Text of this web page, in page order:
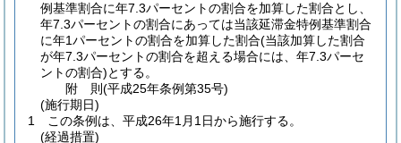
例基準割合に年7.3パーセントの割合を加算した割合とし、
年7.3パーセントの割合にあっては当該延滞金特例基準割合
に年1パーセントの割合を加算した割合(当該加算した割合
が年7.3パーセントの割合を超える場合には、年7.3パーセ
ントの割合)とする。
附 則(平成25年条例第35号)
(施行期日)
1
この条例は、平成26年1月1日から施行する。
(経過措置)